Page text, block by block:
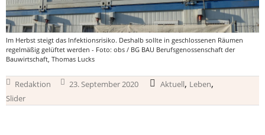
Im Herbst steigt das Infektionsrisiko. Deshalb sollte in geschlossenen Räumen
regelmäßig gelüftet werden - Foto: obs / BG BAU Berufsgenossenschaft der
Bauwirtschaft, Thomas Lucks
Redaktion 23. September 2020 Aktuell, Leben,
Slider